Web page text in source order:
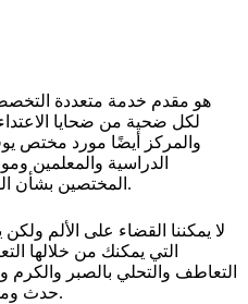
لكل ضحية من ضحايا
والمركز أيضًا مورد مختص
الدراسية والمعلمين
المختصين بشأن المسائل المتعلقة بالاعتداء الجنسي.
لا يمكننا القضاء على الألم
التي يمكنك من خلالها
التعاطف والتحلي بالصبر والكرم
حدث ومساعدتك في التغلب على العقبات.